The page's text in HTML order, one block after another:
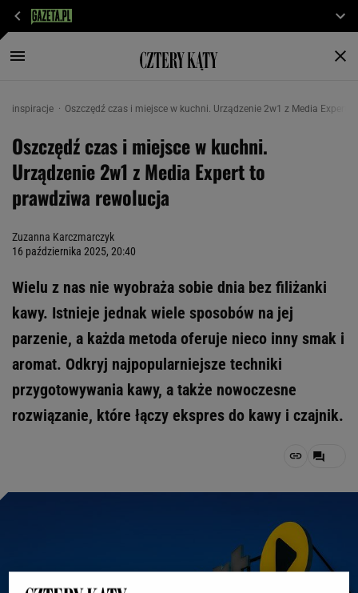
inspiracje Oszczędź czas i miejsce w kuchni. Urządzenie 2w1 z Media Expert
Oszczędź czas i miejsce w kuchni.
Urządzenie 2w1 z Media Expert to
prawdziwa rewolucja
Zuzanna Karczmarczyk
16 października 2025, 20:40
Wielu z nas nie wyobraża sobie dnia bez filiżanki
kawy. Istnieje jednak wiele sposobów na jej
parzenie, a każda metoda oferuje nieco inny smak i
aromat. Odkryj najpopularniejsze techniki
przygotowywania kawy, a także nowoczesne
rozwiązanie, które łączy ekspres do kawy i czajnik.